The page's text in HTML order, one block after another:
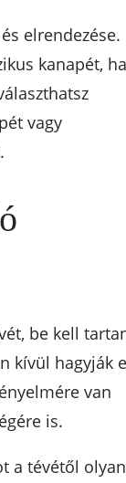
elrendezése.
kanapét, ha
vagy
be kell
kívül hagyják
van
is.
a tévétől olyan